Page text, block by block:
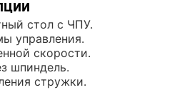
стол с ЧПУ.
управления.
скорости.
шпиндель.
стружки.